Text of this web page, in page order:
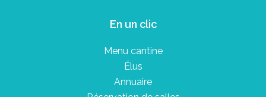
En un clic
Menu cantine
Élus
Annuaire